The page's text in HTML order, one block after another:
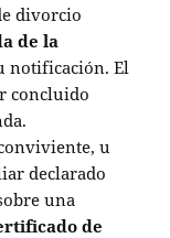
divorcio
de la
notificación. El
concluido
u
declarado
una
de